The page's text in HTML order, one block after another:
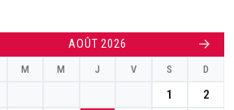
AOÛT 2026 →
M M J V S D
1
2